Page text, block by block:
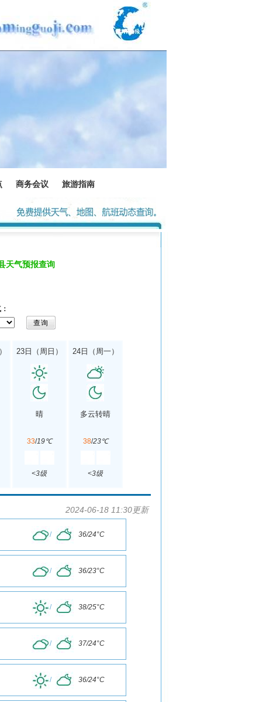
商务会议 旅游指南
天气预报查询
23日（周日）
晴
33/19℃
<3级
24日（周一）
多云转晴
38/23℃
<3级
2024-06-18 11:30更新
/ 36/24°C
/ 36/23°C
/ 38/25°C
/ 37/24°C
/ 36/24°C